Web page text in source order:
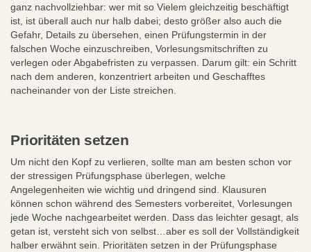
ganz nachvollziehbar: wer mit so Vielem gleichzeitig beschäftigt
ist, ist überall auch nur halb dabei; desto größer also auch die
Gefahr, Details zu übersehen, einen Prüfungstermin in der
falschen Woche einzuschreiben, Vorlesungsmitschriften zu
verlegen oder Abgabefristen zu verpassen. Darum gilt: ein Schritt
nach dem anderen, konzentriert arbeiten und Geschafftes
nacheinander von der Liste streichen.
Prioritäten setzen
Um nicht den Kopf zu verlieren, sollte man am besten schon vor
der stressigen Prüfungsphase überlegen, welche
Angelegenheiten wie wichtig und dringend sind. Klausuren
können schon während des Semesters vorbereitet, Vorlesungen
jede Woche nachgearbeitet werden. Dass das leichter gesagt, als
getan ist, versteht sich von selbst…aber es soll der Vollständigkeit
halber erwähnt sein. Prioritäten setzen in der Prüfungsphase